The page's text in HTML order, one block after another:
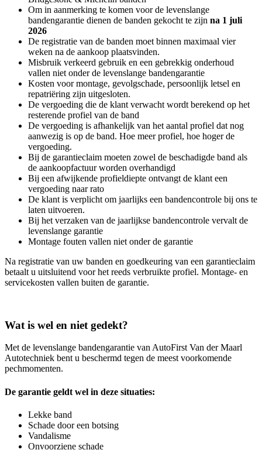
Om in aanmerking te komen voor de levenslange
bandengarantie dienen de banden gekocht te zijn na 1 juli
2026
De registratie van de banden moet binnen maximaal vier
weken na de aankoop plaatsvinden.
Misbruik verkeerd gebruik en een gebrekkig onderhoud
vallen niet onder de levenslange bandengarantie
Kosten voor montage, gevolgschade, persoonlijk letsel en
repatriëring zijn uitgesloten.
De vergoeding die de klant verwacht wordt berekend op het
resterende profiel van de band
De vergoeding is afhankelijk van het aantal profiel dat nog
aanwezig is op de band. Hoe meer profiel, hoe hoger de
vergoeding.
Bij de garantieclaim moeten zowel de beschadigde band als
de aankoopfactuur worden overhandigd
Bij een afwijkende profieldiepte ontvangt de klant een
vergoeding naar rato
De klant is verplicht om jaarlijks een bandencontrole bij ons te
laten uitvoeren.
Bij het verzaken van de jaarlijkse bandencontrole vervalt de
levenslange garantie
Montage fouten vallen niet onder de garantie
Na registratie van uw banden en goedkeuring van een garantieclaim
betaalt u uitsluitend voor het reeds verbruikte profiel. Montage- en
servicekosten vallen buiten de garantie.
Wat is wel en niet gedekt?
Met de levenslange bandengarantie van AutoFirst Van der Maarl
Autotechniek bent u beschermd tegen de meest voorkomende
pechmomenten.
De garantie geldt wel in deze situaties:
Lekke band
Schade door een botsing
Vandalisme
Onvoorziene schade